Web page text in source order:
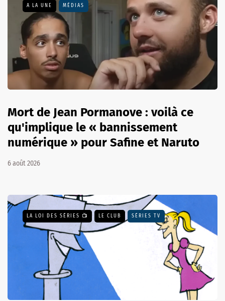
A LA UNE MÉDIAS
Mort de Jean Pormanove : voilà ce
qu'implique le « bannissement
numérique » pour Safine et Naruto
6 août 2026
LA LOI DES SÉRIES 📺 LE CLUB SÉRIES TV